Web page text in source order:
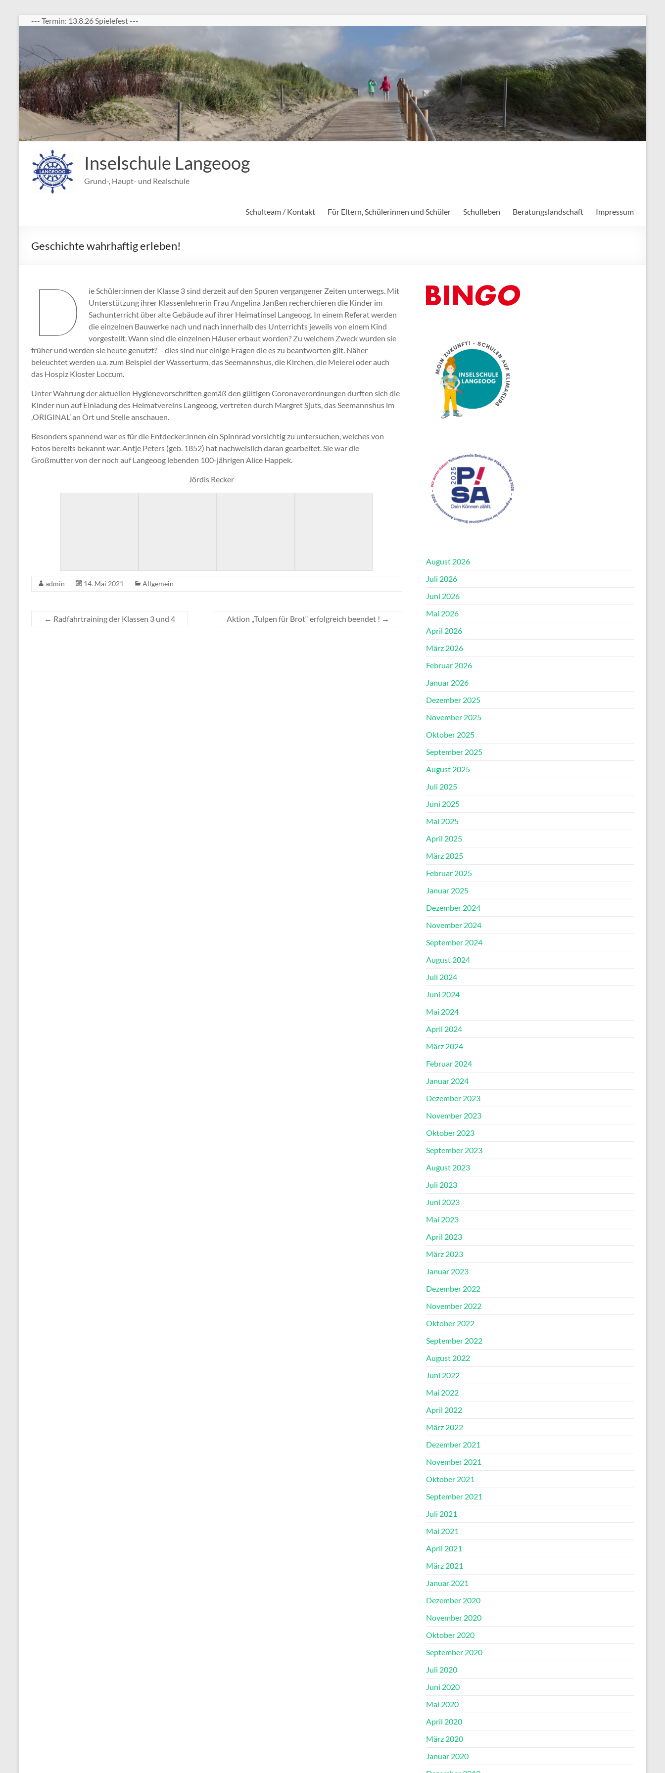
Zum
Inhalt
--- Termin: 13.8.26 Spielefest ---
Inselschule Langeoog
Grund-, Haupt- und Realschule
Schulteam / Kontakt Für Eltern, Schülerinnen und Schüler Schulleben Beratungslandschaft Impressum
Geschichte wahrhaftig erleben!
D
ie Schüler:innen der Klasse 3 sind derzeit auf den Spuren vergangener Zeiten unterwegs. Mit
Unterstützung ihrer Klassenlehrerin Frau Angelina Janßen recherchieren die Kinder im
Sachunterricht über alte Gebäude auf ihrer Heimatinsel Langeoog. In einem Referat werden
die einzelnen Bauwerke nach und nach innerhalb des Unterrichts jeweils von einem Kind
vorgestellt. Wann sind die einzelnen Häuser erbaut worden? Zu welchem Zweck wurden sie
früher und werden sie heute genutzt? – dies sind nur einige Fragen die es zu beantworten gilt. Näher
beleuchtet werden u.a. zum Beispiel der Wasserturm, das Seemannshus, die Kirchen, die Meierei oder auch
das Hospiz Kloster Loccum.
Unter Wahrung der aktuellen Hygienevorschriften gemäß den gültigen Coronaverordnungen durften sich die
Kinder nun auf Einladung des Heimatvereins Langeoog, vertreten durch Margret Sjuts, das Seemannshus im
‚ORIGINAL’ an Ort und Stelle anschauen.
Besonders spannend war es für die Entdecker:innen ein Spinnrad vorsichtig zu untersuchen, welches von
Fotos bereits bekannt war. Antje Peters (geb. 1852) hat nachweislich daran gearbeitet. Sie war die
Großmutter von der noch auf Langeoog lebenden 100-jährigen Alice Happek.
Jördis Recker
admin 14. Mai 2021 Allgemein
← Radfahrtraining der Klassen 3 und 4 Aktion „Tulpen für Brot“ erfolgreich beendet ! →
August 2026
Juli 2026
Juni 2026
Mai 2026
April 2026
März 2026
Februar 2026
Januar 2026
Dezember 2025
November 2025
Oktober 2025
September 2025
August 2025
Juli 2025
Juni 2025
Mai 2025
April 2025
März 2025
Februar 2025
Januar 2025
Dezember 2024
November 2024
September 2024
August 2024
Juli 2024
Juni 2024
Mai 2024
April 2024
März 2024
Februar 2024
Januar 2024
Dezember 2023
November 2023
Oktober 2023
September 2023
August 2023
Juli 2023
Juni 2023
Mai 2023
April 2023
März 2023
Januar 2023
Dezember 2022
November 2022
Oktober 2022
September 2022
August 2022
Juni 2022
Mai 2022
April 2022
März 2022
Dezember 2021
November 2021
Oktober 2021
September 2021
Juli 2021
Mai 2021
April 2021
März 2021
Januar 2021
Dezember 2020
November 2020
Oktober 2020
September 2020
Juli 2020
Juni 2020
Mai 2020
April 2020
März 2020
Januar 2020